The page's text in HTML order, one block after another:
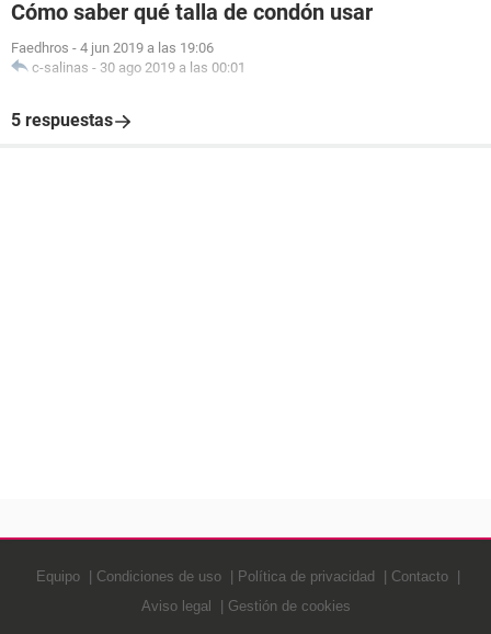
Cómo saber qué talla de condón usar
Faedhros - 4 jun 2019 a las 19:06
c-salinas - 30 ago 2019 a las 00:01
5 respuestas
Equipo Condiciones de uso Política de privacidad
Contacto
Aviso legal
Gestión de cookies